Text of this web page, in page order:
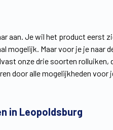
aan. Je wil het product eerst
mogelijk. Maar voor je je naar
onze drie soorten rolluiken,
door alle mogelijkheden voor
in Leopoldsburg